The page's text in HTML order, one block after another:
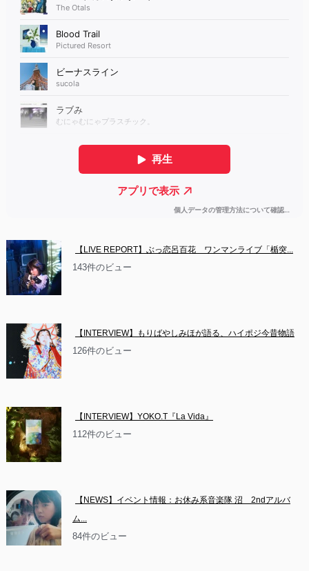
【LIVE REPORT】ぶっ恋呂百花　ワンマンライブ「楯突...
143件のビュー
【INTERVIEW】もりばやしみほが語る、ハイポジ今昔物語
126件のビュー
【INTERVIEW】YOKO.T『La Vida』
112件のビュー
【NEWS】イベント情報：お休み系音楽隊 沼　2ndアルバ
ム...
84件のビュー